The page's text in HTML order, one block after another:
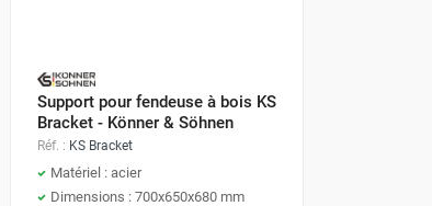
Support pour fendeuse à bois KS
Bracket - Könner & Söhnen
Réf. : KS Bracket
Matériel : acier
Dimensions : 700x650x680 mm